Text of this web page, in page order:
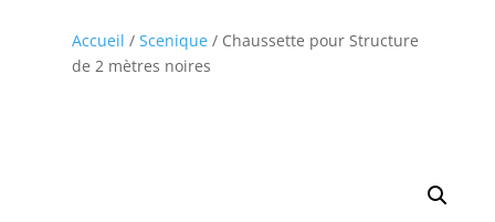
Accueil / Scenique/ Chaussette pour Structure
de 2 mètres noires